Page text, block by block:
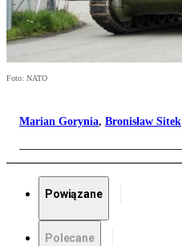
Foto: NATO
Marian Gorynia, Bronisław Sitek
Powiązane
Polecane